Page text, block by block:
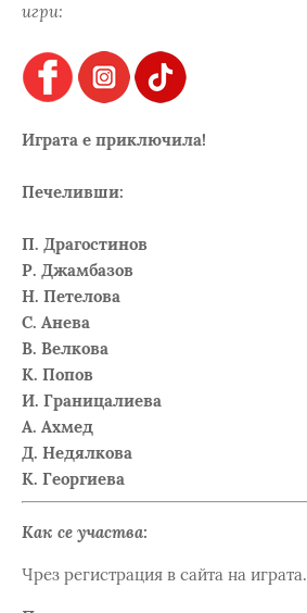
игри:
Играта е приключила!
Печеливши:
П. Драгостинов
Р. Джамбазов
Н. Петелова
С. Анева
В. Велкова
К. Попов
И. Границалиева
А. Ахмед
Д. Недялкова
К. Георгиева
Как се участва:
Чрез регистрация в сайта на играта.